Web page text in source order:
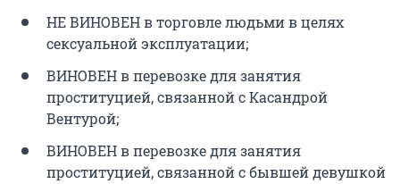
НЕ ВИНОВЕН в торговле людьми в целях
сексуальной эксплуатации;
ВИНОВЕН в перевозке для занятия
проституцией, связанной с Касандрой
Вентурой;
ВИНОВЕН в перевозке для занятия
проституцией, связанной с бывшей девушкой